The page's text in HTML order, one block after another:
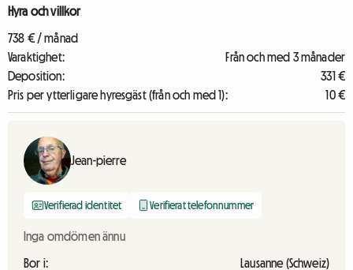
Hyra och villkor
738 € / månad
Varaktighet:
Från och med 3 månader
Deposition:
331 €
Pris per ytterligare hyresgäst (från och med 1):
10 €
Jean-pierre
Verifierad identitet Verifierat telefonnummer
Inga omdömen ännu
Bor i:
Lausanne (Schweiz)